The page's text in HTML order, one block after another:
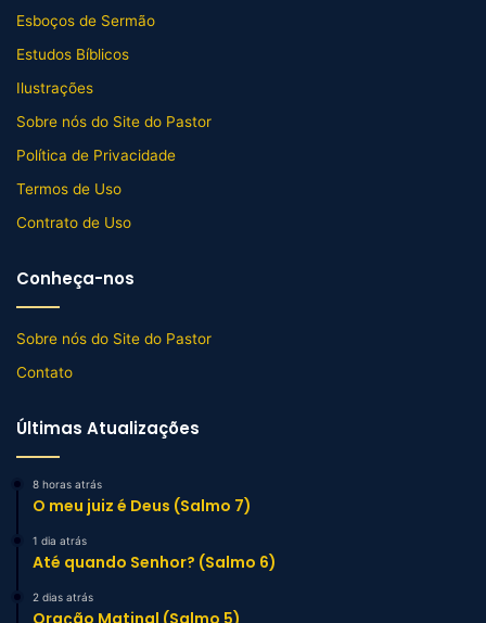
Esboços de Sermão
Estudos Bíblicos
Ilustrações
Sobre nós do Site do Pastor
Política de Privacidade
Termos de Uso
Contrato de Uso
Conheça-nos
Sobre nós do Site do Pastor
Contato
Últimas Atualizações
8 horas atrás
O meu juiz é Deus (Salmo 7)
1 dia atrás
Até quando Senhor? (Salmo 6)
2 dias atrás
Oração Matinal (Salmo 5)